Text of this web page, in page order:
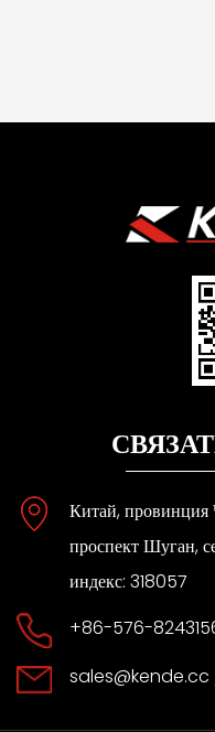
Китай, провинция
проспект Шуган,
индекс: 318057
+86-576-
sales@kende.cc